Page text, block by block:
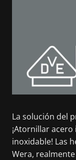
La solución del
¡Atornillar
inoxidable! Las
Wera,